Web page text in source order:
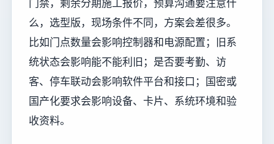
门禁，剩余分期施工报价，预算沟通要注意什
么，选型版，现场条件不同，方案会差很多。
比如门点数量会影响控制器和电源配置；旧系
统状态会影响能不能利旧；是否要考勤、访
客、停车联动会影响软件平台和接口；国密或
国产化要求会影响设备、卡片、系统环境和验
收资料。